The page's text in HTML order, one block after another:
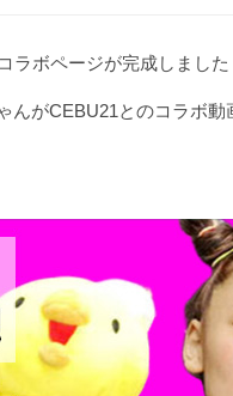
ラボページが完成しました
がCEBU21とのコラボ動